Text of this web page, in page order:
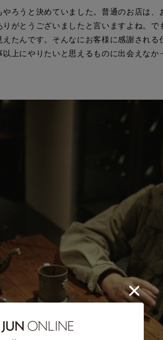
ろうと決めていました。普通のお店は、
がとうございましたと言いますよね。で
たんです。そんなにお客様に感謝される
上にやりたいと思えるものに出会えなか